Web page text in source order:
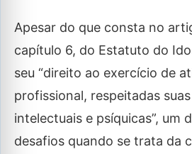
Apesar do que consta no
capítulo 6, do Estatuto do
seu “direito ao exercício de
profissional, respeitadas
intelectuais e psíquicas”, um
desafios quando se trata da